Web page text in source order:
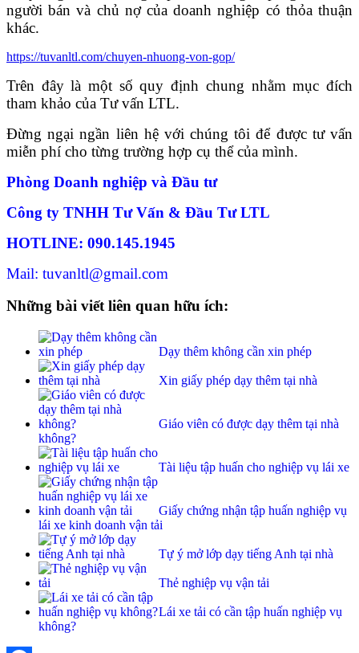
người bán và chủ nợ của doanh nghiệp có thỏa thuận
khác.
https://tuvanltl.com/chuyen-nhuong-von-gop/
Trên đây là một số quy định chung nhằm mục đích
tham khảo của Tư vấn LTL.
Đừng ngại ngần liên hệ với chúng tôi để được tư vấn
miễn phí cho từng trường hợp cụ thể của mình.
Phòng Doanh nghiệp và Đầu tư
Công ty TNHH Tư Vấn & Đầu Tư LTL
HOTLINE: 090.145.1945
Mail: tuvanltl@gmail.com
Những bài viết liên quan hữu ích:
Dạy thêm không cần xin phép
Xin giấy phép dạy thêm tại nhà
Giáo viên có được dạy thêm tại nhà
không?
Tài liệu tập huấn cho nghiệp vụ lái xe
Giấy chứng nhận tập huấn nghiệp vụ
lái xe kinh doanh vận tải
Tự ý mở lớp dạy tiếng Anh tại nhà
Thẻ nghiệp vụ vận tải
Lái xe tải có cần tập huấn nghiệp vụ
không?